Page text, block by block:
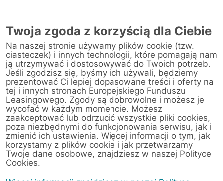
Wszystkie artykuły: Elektromobilność -
strona 5
Zapisz się do newslettera
Będziemy dzielić się z Tobą nowymi ofertami i praktycznymi
wskazówkami, które pomogą rozwijać Twój biznes.
Twoja zgoda z korzyścią dla Ciebie
Na naszej stronie używamy plików cookie (tzw.
ciasteczek) i innych technologii, które pomagają nam
ją utrzymywać i dostosowywać do Twoich potrzeb.
Jeśli zgodzisz się, byśmy ich używali, będziemy
prezentować Ci lepiej dopasowane treści i oferty na
tej i innych stronach Europejskiego Funduszu
Leasingowego. Zgody są dobrowolne i możesz je
wycofać w każdym momencie. Możesz
zaakceptować lub odrzucić wszystkie pliki cookies,
poza niezbędnymi do funkcjonowania serwisu, jak i
zmienić ich ustawienia. Więcej informacji o tym, jak
korzystamy z plików cookie i jak przetwarzamy
Twoje dane osobowe, znajdziesz w naszej Polityce
Cookies.